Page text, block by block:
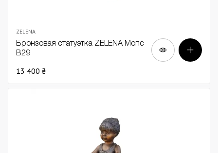
ZELENA
Бронзовая статуэтка ZELENA Мопс
В29
13 400 ₴